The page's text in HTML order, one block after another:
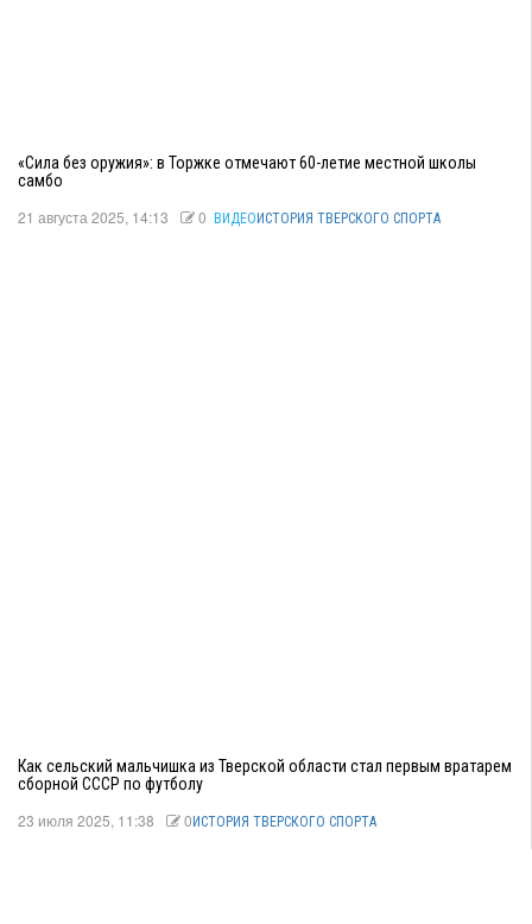
«Сила без оружия»: в Торжке отмечают 60-летие местной школы
самбо
21 августа 2025, 14:13 0 ВИДЕО ИСТОРИЯ ТВЕРСКОГО СПОРТА
Как сельский мальчишка из Тверской области стал первым вратарем
сборной СССР по футболу
23 июля 2025, 11:38 0 ИСТОРИЯ ТВЕРСКОГО СПОРТА